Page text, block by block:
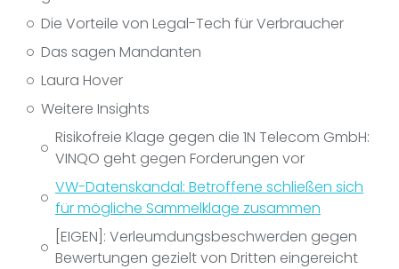
Die Vorteile von Legal-Tech für Verbraucher
Das sagen Mandanten
Laura Hover
Weitere Insights
Risikofreie Klage gegen die 1N Telecom GmbH:
VINQO geht gegen Forderungen vor
VW-Datenskandal: Betroffene schließen sich
für mögliche Sammelklage zusammen
[EIGEN]: Verleumdungsbeschwerden gegen
Bewertungen gezielt von Dritten eingereicht